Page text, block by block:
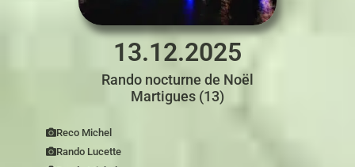
13.12.2025
Rando nocturne de Noël
Martigues (13)
Reco Michel
Rando Lucette